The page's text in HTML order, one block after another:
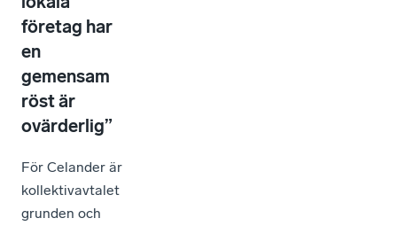
företag har
en
gemensam
röst är
ovärderlig”
För Celander är
kollektivavtalet
grunden och